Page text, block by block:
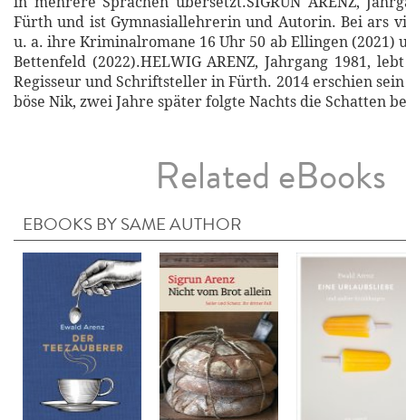
Fürth und ist Gymnasiallehrerin und Autorin. Bei ars
u. a. ihre Kriminalromane 16 Uhr 50 ab Ellingen (2021)
Bettenfeld (2022).HELWIG ARENZ, Jahrgang 1981,
Regisseur und Schriftsteller in Fürth. 2014 erschien
böse Nik, zwei Jahre später folgte Nachts die Schatten
Related eBooks
EBOOKS BY SAME AUTHOR